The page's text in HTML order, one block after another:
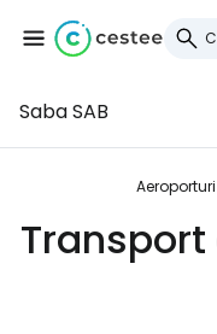
Saba SAB
Aeroporturi
Cestee
... comunitatea